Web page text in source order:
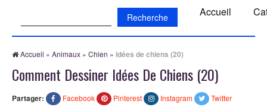
Accueil
Accueil » Animaux » Chien » Idées de chiens (20)
Comment Dessiner Idées De Chiens (20)
Partager: Facebook Pinterest Instagram Twitter